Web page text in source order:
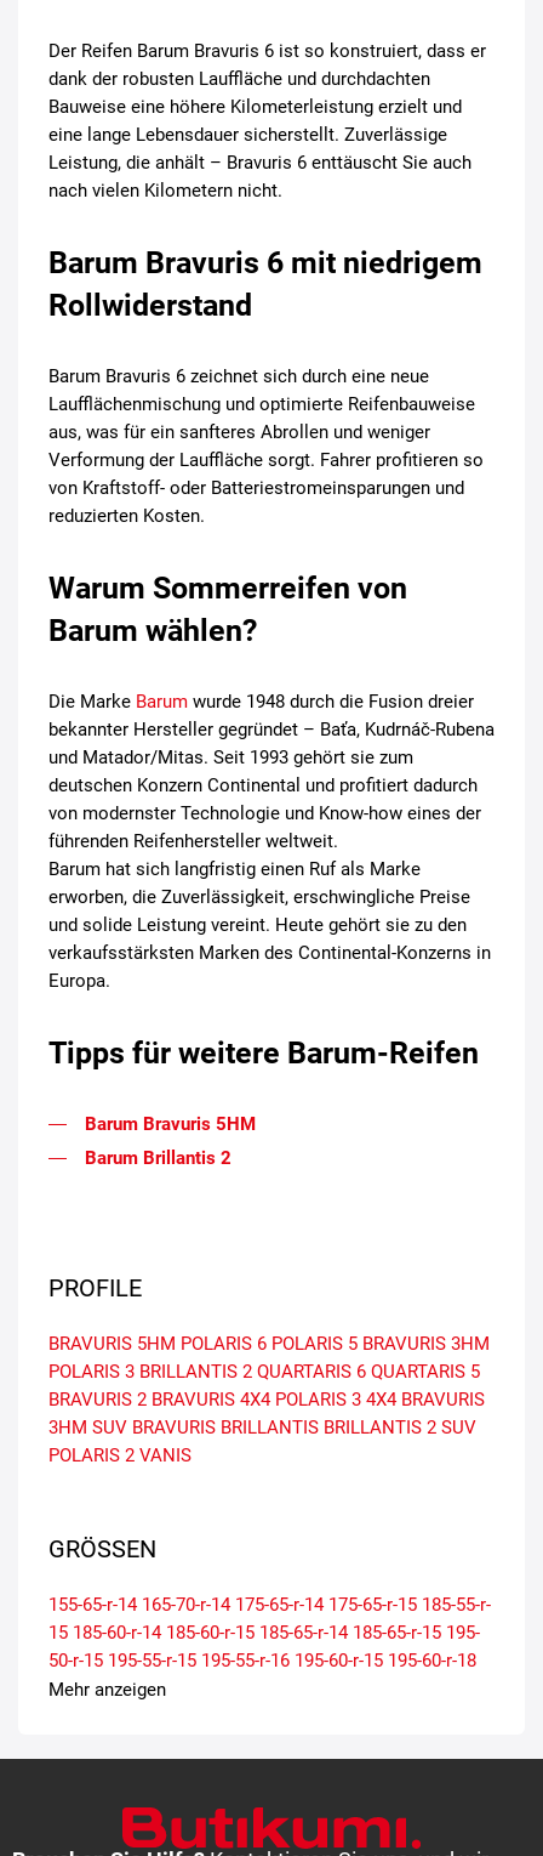
Der Reifen Barum Bravuris 6 ist so konstruiert, dass er
dank der robusten Lauffläche und durchdachten
Bauweise eine höhere Kilometerleistung erzielt und
eine lange Lebensdauer sicherstellt. Zuverlässige
Leistung, die anhält – Bravuris 6 enttäuscht Sie auch
nach vielen Kilometern nicht.
Barum Bravuris 6 mit niedrigem
Rollwiderstand
Barum Bravuris 6 zeichnet sich durch eine neue
Laufflächenmischung und optimierte Reifenbauweise
aus, was für ein sanfteres Abrollen und weniger
Verformung der Lauffläche sorgt. Fahrer profitieren so
von Kraftstoff- oder Batteriestromeinsparungen und
reduzierten Kosten.
Warum Sommerreifen von
Barum wählen?
Die Marke Barum wurde 1948 durch die Fusion dreier
bekannter Hersteller gegründet – Baťa, Kudrnáč-Rubena
und Matador/Mitas. Seit 1993 gehört sie zum
deutschen Konzern Continental und profitiert dadurch
von modernster Technologie und Know-how eines der
führenden Reifenhersteller weltweit.
Barum hat sich langfristig einen Ruf als Marke
erworben, die Zuverlässigkeit, erschwingliche Preise
und solide Leistung vereint. Heute gehört sie zu den
verkaufsstärksten Marken des Continental-Konzerns in
Europa.
Tipps für weitere Barum-Reifen
Barum Bravuris 5HM
Barum Brillantis 2
PROFILE
BRAVURIS 5HM POLARIS 6 POLARIS 5 BRAVURIS 3HM
POLARIS 3 BRILLANTIS 2 QUARTARIS 6 QUARTARIS 5
BRAVURIS 2 BRAVURIS 4X4 POLARIS 3 4X4 BRAVURIS
3HM SUV BRAVURIS BRILLANTIS BRILLANTIS 2 SUV
POLARIS 2 VANIS
GRÖSSEN
155-65-r-14 165-70-r-14 175-65-r-14 175-65-r-15 185-55-r-
15 185-60-r-14 185-60-r-15 185-65-r-14 185-65-r-15 195-
50-r-15 195-55-r-15 195-55-r-16 195-60-r-15 195-60-r-18
195-65-r-15 205-45-r-17
225-45-r-18 225-45-r-19 225-50-r-17 225-50-r-18
Mehr anzeigen